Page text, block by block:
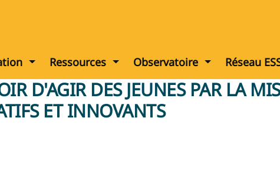
Afficher le menu
Ressources Afficher le menu
Observatoire Afficher le
Réseau
D'AGIR DES JEUNES PAR LA
ET INNOVANTS